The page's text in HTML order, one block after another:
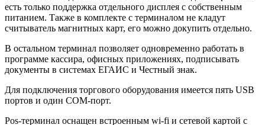
есть только поддержка отдельного дисплея с собственным
питанием. Также в комплекте с терминалом не кладут
считыватель магнитных карт, его можно докупить отдельно.
В остальном терминал позволяет одновременно работать в
программе кассира, офисных приложениях, подписывать
документы в системах ЕГАИС и Честный знак.
Для подключения торгового оборудования имеется пять USB
портов и один COM-порт.
Pos-терминал оснащен встроенным wi-fi и сетевой картой с